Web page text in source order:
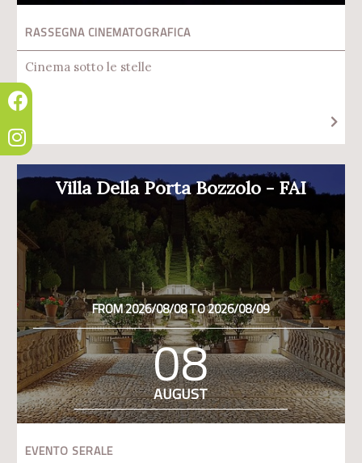
RASSEGNA CINEMATOGRAFICA
Cinema sotto le stelle
Villa Della Porta Bozzolo - FAI
FROM 2026/08/08 TO 2026/08/09
08
AUGUST
EVENTO SERALE